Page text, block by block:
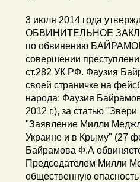
3 июля 2014 года
ОБВИНИТЕЛЬНОЕ
по обвинению
совершении
ст.282 УК РФ. Фаузия
своей страничке на
народа: Фаузия
2012 г.), за статью
"Заявление Милли
Украине и в Крыму" (27
Байрамова Ф.А
Председателем Милли
общественную